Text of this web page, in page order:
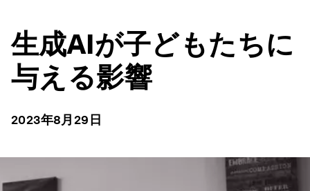
生成AIが子どもたちに
与える影響
2023年8月29日